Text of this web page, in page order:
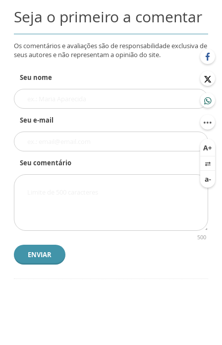
Seja o primeiro a comentar
Os comentários e avaliações são de responsabilidade exclusiva de
seus autores e não representam a opinião do site.
Seu nome
Seu e-mail
Seu comentário
500
ENVIAR